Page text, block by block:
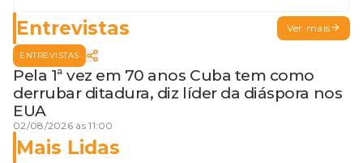
Entrevistas Ver mais
ENTREVISTAS
Pela 1ª vez em 70 anos Cuba tem como
derrubar ditadura, diz líder da diáspora nos
EUA
02/08/2026 às 11:00
Mais Lidas